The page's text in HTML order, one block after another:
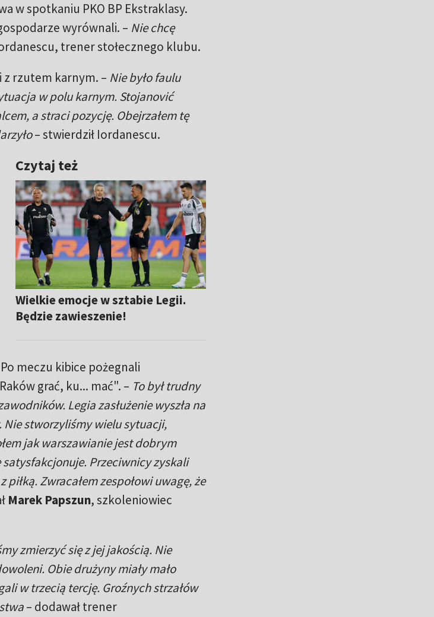
w spotkaniu PKO BP Ekstraklasy.
wyrównali. – Nie chcę
trener stołecznego klubu.
z rzutem karnym. – Nie było faulu
w polu karnym. Stojanović
a straci pozycję. Obejrzałem tę
– stwierdził Iordanescu.
Czytaj też
Wielkie emocje w sztabie Legii.
Będzie zawieszenie!
meczu kibice pożegnali
grać, ku... mać". – To był trudny
Legia zasłużenie wyszła na
stworzyliśmy wielu sytuacji,
jak warszawianie jest dobrym
Przeciwnicy zyskali
Zwracałem zespołowi uwagę, że
Marek Papszun, szkoleniowiec
zmierzyć się z jej jakością. Nie
Obie drużyny miały mało
w trzecią tercję. Groźnych strzałów
– dodawał trener